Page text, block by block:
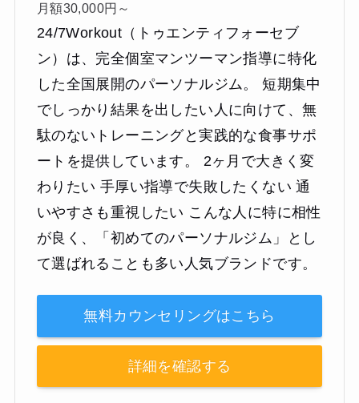
月額30,000円～
24/7Workout（トゥエンティフォーセブ
ン）は、完全個室マンツーマン指導に特化
した全国展開のパーソナルジム。 短期集中
でしっかり結果を出したい人に向けて、無
駄のないトレーニングと実践的な食事サポ
ートを提供しています。 2ヶ月で大きく変
わりたい 手厚い指導で失敗したくない 通
いやすさも重視したい こんな人に特に相性
が良く、「初めてのパーソナルジム」とし
て選ばれることも多い人気ブランドです。
無料カウンセリングはこちら
詳細を確認する